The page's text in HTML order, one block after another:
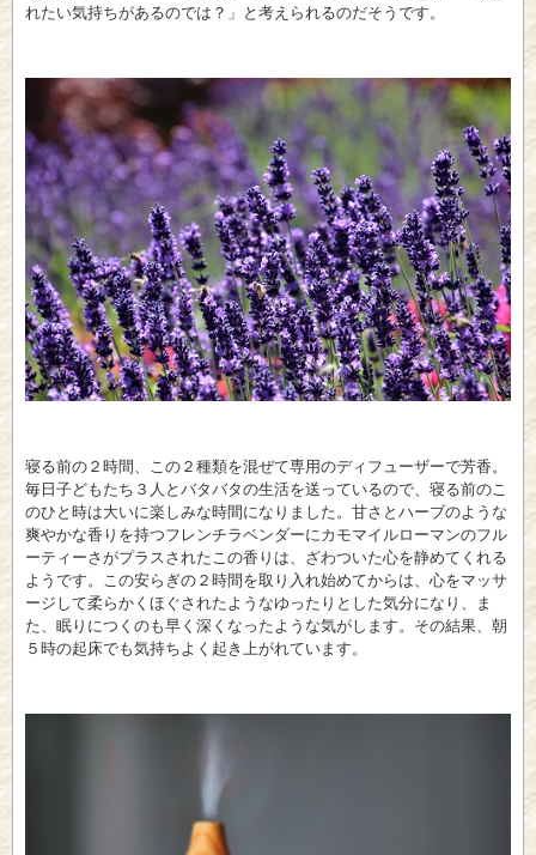
れたい気持ちがあるのでは？」と考えられるのだそうです。
寝る前の２時間、この２種類を混ぜて専用のディフューザーで芳香。
毎日子どもたち３人とバタバタの生活を送っているので、寝る前のこ
のひと時は大いに楽しみな時間になりました。甘さとハーブのような
爽やかな香りを持つフレンチラベンダーにカモマイルローマンのフル
ーティーさがプラスされたこの香りは、ざわついた心を静めてくれる
ようです。この安らぎの２時間を取り入れ始めてからは、心をマッサ
ージして柔らかくほぐされたようなゆったりとした気分になり、ま
た、眠りにつくのも早く深くなったような気がします。その結果、朝
５時の起床でも気持ちよく起き上がれています。